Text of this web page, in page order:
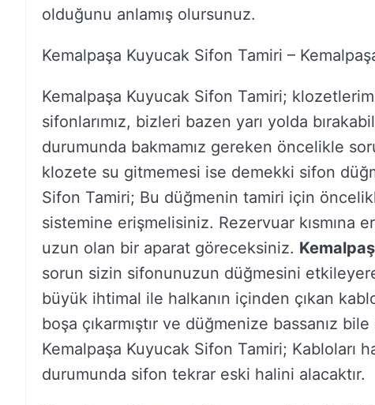
olduğunu anlamış olursunuz.
Kemalpaşa Kuyucak Sifon Tamiri –
Kemalpaşa Kuyucak Sifon Tamiri;
sifonlarımız, bizleri bazen yarı yolda
durumunda bakmamız gereken öncelikle
klozete su gitmemesi ise demekki sifon
Sifon Tamiri; Bu düğmenin tamiri için
sistemine erişmelisiniz. Rezervuar kısmına
uzun olan bir aparat göreceksiniz.
sorun sizin sifonunuzun düğmesini
büyük ihtimal ile halkanın içinden çıkan
boşa çıkarmıştır ve düğmenize bassanız
Kemalpaşa Kuyucak Sifon Tamiri; Kabloları
durumunda sifon tekrar eski halini alacaktır.